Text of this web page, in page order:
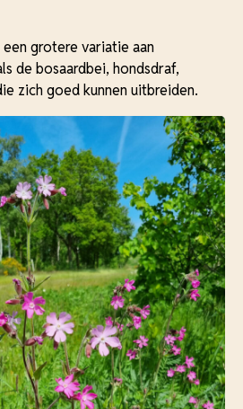
grotere variatie aan
de bosaardbei, hondsdraf,
zich goed kunnen uitbreiden.